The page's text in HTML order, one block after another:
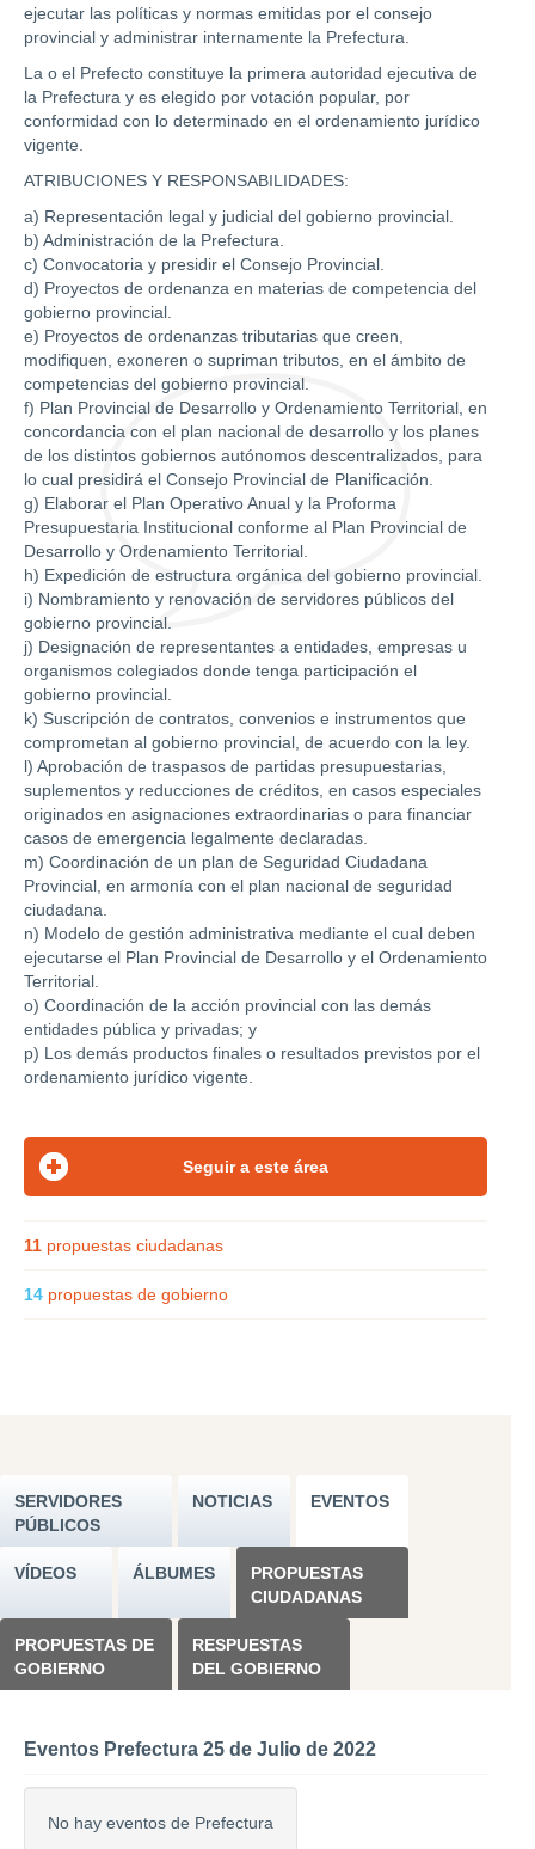
ejecutar las políticas y normas emitidas por el consejo
provincial y administrar internamente la Prefectura.
La o el Prefecto constituye la primera autoridad ejecutiva de
la Prefectura y es elegido por votación popular, por
conformidad con lo determinado en el ordenamiento jurídico
vigente.
ATRIBUCIONES Y RESPONSABILIDADES:
a) Representación legal y judicial del gobierno provincial.
b) Administración de la Prefectura.
c) Convocatoria y presidir el Consejo Provincial.
d) Proyectos de ordenanza en materias de competencia del
gobierno provincial.
e) Proyectos de ordenanzas tributarias que creen,
modifiquen, exoneren o supriman tributos, en el ámbito de
competencias del gobierno provincial.
f) Plan Provincial de Desarrollo y Ordenamiento Territorial, en
concordancia con el plan nacional de desarrollo y los planes
de los distintos gobiernos autónomos descentralizados, para
lo cual presidirá el Consejo Provincial de Planificación.
g) Elaborar el Plan Operativo Anual y la Proforma
Presupuestaria Institucional conforme al Plan Provincial de
Desarrollo y Ordenamiento Territorial.
h) Expedición de estructura orgánica del gobierno provincial.
i) Nombramiento y renovación de servidores públicos del
gobierno provincial.
j) Designación de representantes a entidades, empresas u
organismos colegiados donde tenga participación el
gobierno provincial.
k) Suscripción de contratos, convenios e instrumentos que
comprometan al gobierno provincial, de acuerdo con la ley.
l) Aprobación de traspasos de partidas presupuestarias,
suplementos y reducciones de créditos, en casos especiales
originados en asignaciones extraordinarias o para financiar
casos de emergencia legalmente declaradas.
m) Coordinación de un plan de Seguridad Ciudadana
Provincial, en armonía con el plan nacional de seguridad
ciudadana.
n) Modelo de gestión administrativa mediante el cual deben
ejecutarse el Plan Provincial de Desarrollo y el Ordenamiento
Territorial.
o) Coordinación de la acción provincial con las demás
entidades pública y privadas; y
p) Los demás productos finales o resultados previstos por el
ordenamiento jurídico vigente.
11 propuestas ciudadanas
14 propuestas de gobierno
SERVIDORES
PÚBLICOS
NOTICIAS EVENTOS
VÍDEOS ÁLBUMES
PROPUESTAS
CIUDADANAS
PROPUESTAS DE
GOBIERNO
RESPUESTAS
DEL GOBIERNO
Eventos Prefectura 25 de Julio de 2022
No hay eventos de Prefectura